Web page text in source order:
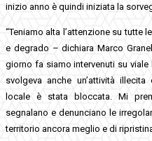
inizio anno è quindi iniziata la
“Teniamo alta l’attenzione su tutte
e degrado – dichiara Marco
giorno fa siamo intervenuti su
svolgeva anche un’attività
locale è stata bloccata. Mi
segnalano e denunciano le
territorio ancora meglio e di